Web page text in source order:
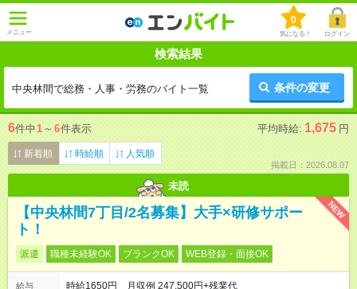
メニュー
0
気になる！ ログイン
検索結果
中央林間で総務・人事・労務のバイト一覧 条件の変更
6件中1 ～ 6件表示 平均時給: 1,675 円
新着順 時給順 人気順
掲載日：2026.08.07
未読
NEW
【中央林間7丁目/2名募集】大手×研修サポー
ト！
派遣 職種未経験OK ブランクOK WEB登録・面接OK
給与
時給1650円 月収例 247,500円+残業代